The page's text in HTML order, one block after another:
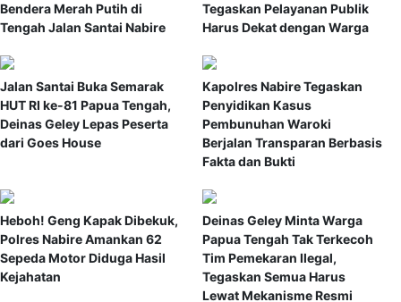
Bendera Merah Putih di
Tengah Jalan Santai Nabire
Tegaskan Pelayanan Publik
Harus Dekat dengan Warga
Jalan Santai Buka Semarak
HUT RI ke-81 Papua Tengah,
Deinas Geley Lepas Peserta
dari Goes House
Kapolres Nabire Tegaskan
Penyidikan Kasus
Pembunuhan Waroki
Berjalan Transparan Berbasis
Fakta dan Bukti
Heboh! Geng Kapak Dibekuk,
Polres Nabire Amankan 62
Sepeda Motor Diduga Hasil
Kejahatan
Deinas Geley Minta Warga
Papua Tengah Tak Terkecoh
Tim Pemekaran Ilegal,
Tegaskan Semua Harus
Lewat Mekanisme Resmi